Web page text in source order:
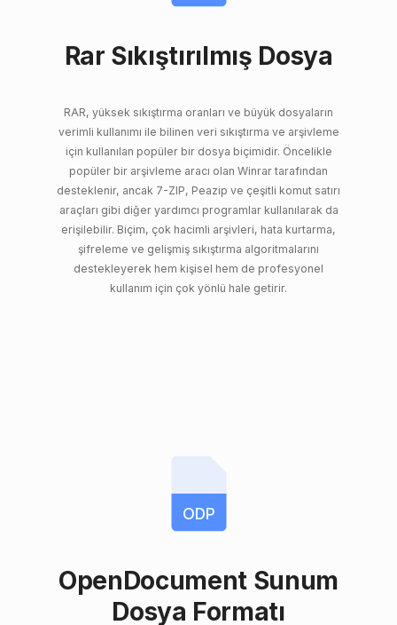
Rar Sıkıştırılmış Dosya
RAR, yüksek sıkıştırma oranları ve büyük dosyaların
verimli kullanımı ile bilinen veri sıkıştırma ve arşivleme
için kullanılan popüler bir dosya biçimidir. Öncelikle
popüler bir arşivleme aracı olan Winrar tarafından
desteklenir, ancak 7-ZIP, Peazip ve çeşitli komut satırı
araçları gibi diğer yardımcı programlar kullanılarak da
erişilebilir. Biçim, çok hacimli arşivleri, hata kurtarma,
şifreleme ve gelişmiş sıkıştırma algoritmalarını
destekleyerek hem kişisel hem de profesyonel
kullanım için çok yönlü hale getirir.
ODP
OpenDocument Sunum
Dosya Formatı